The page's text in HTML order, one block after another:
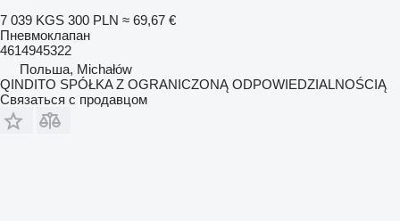
7 039 KGS 300 PLN ≈ 69,67 €
Пневмоклапан
4614945322
Польша, Michałów
QINDITO SPÓŁKA Z OGRANICZONĄ ODPOWIEDZIALNOŚCIĄ
Связаться с продавцом